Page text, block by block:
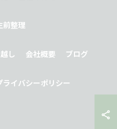
前整理
し 会社概要 ブログ
ライバシーポリシー